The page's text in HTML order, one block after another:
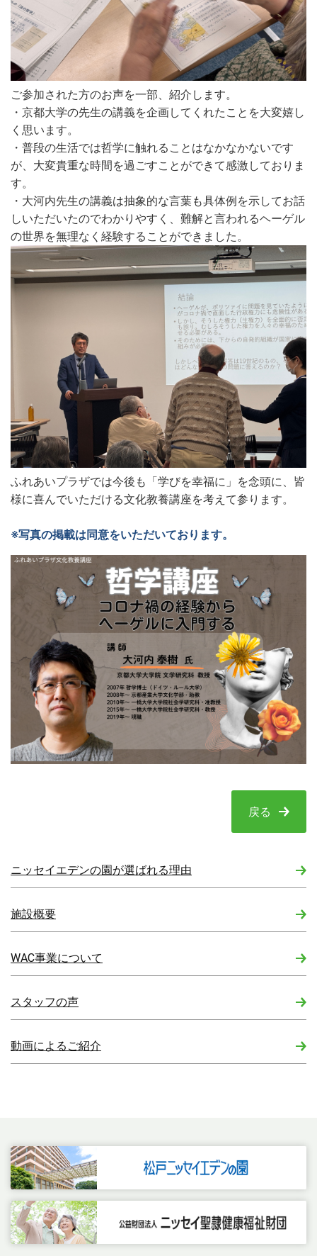
ご参加された方のお声を一部、紹介します。
・京都大学の先生の講義を企画してくれたことを大変嬉し
く思います。
・普段の生活では哲学に触れることはなかなかないです
が、大変貴重な時間を過ごすことができて感激しておりま
す。
・大河内先生の講義は抽象的な言葉も具体例を示してお話
しいただいたのでわかりやすく、難解と言われるヘーゲル
の世界を無理なく経験することができました。
ふれあいプラザでは今後も「学びを幸福に」を念頭に、皆
様に喜んでいただける文化教養講座を考えて参ります。
※写真の掲載は同意をいただいております。
戻る
ニッセイエデンの園が選ばれる理由
施設概要
WAC事業について
スタッフの声
動画によるご紹介